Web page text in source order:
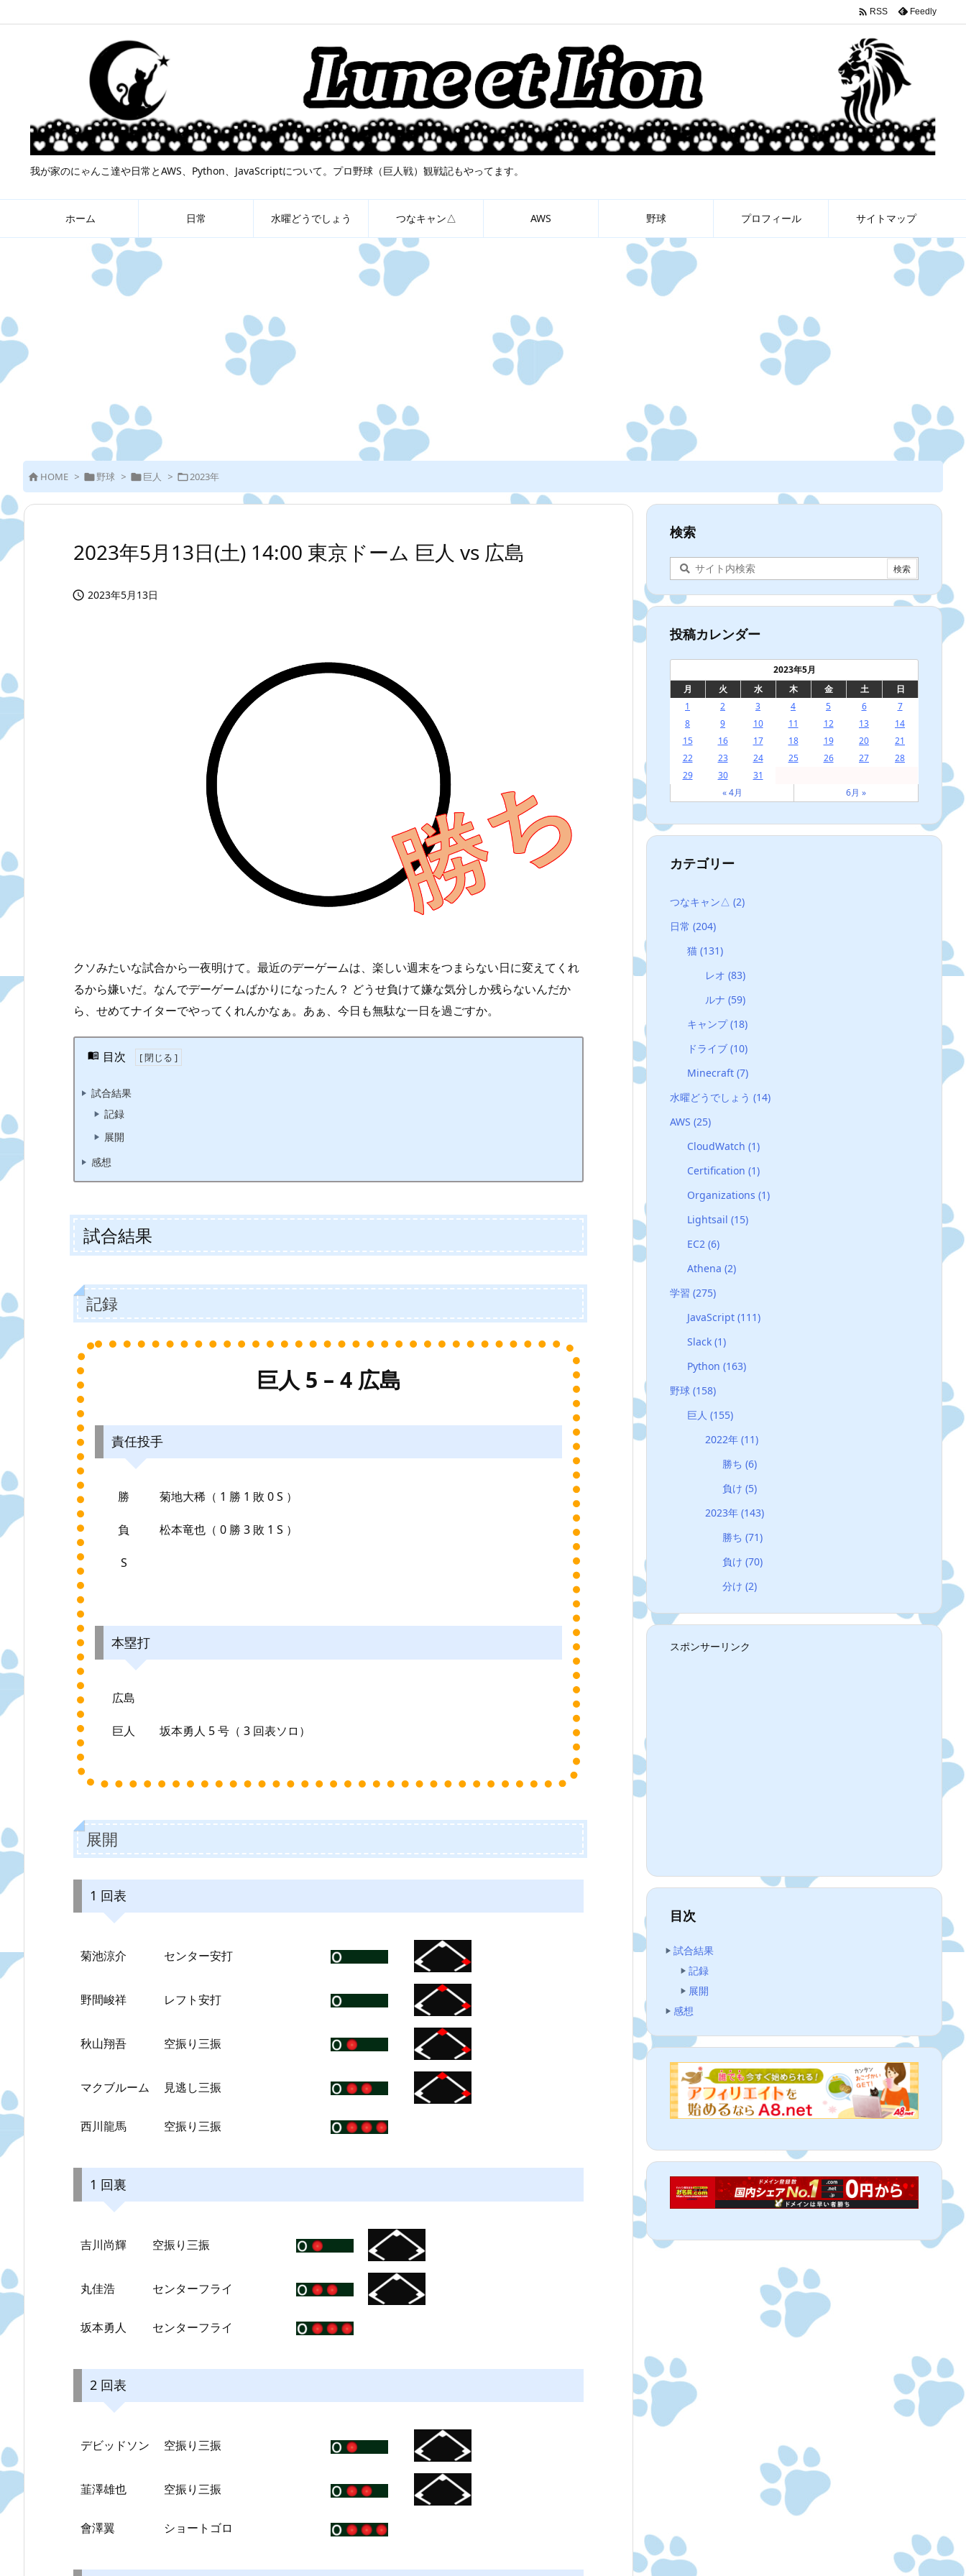
我が家のにゃんこ達や日常とAWS、Python、JavaScriptについて。プロ野球（巨人戦）観戦記もやってます。
ホーム 日常 水曜どうでしょう つなキャン△ AWS 野球 プロフィール サイトマップ
 RSS Feedly
 HOME > 野球 > 巨人 > 2023年
2023年5月13日(土) 14:00 東京ドーム 巨人 vs 広島
 2023年5月13日
クソみたいな試合から一夜明けて。最近のデーゲームは、楽しい週末をつまらない日に変えてくれ
るから嫌いだ。なんでデーゲームばかりになったん？ どうせ負けて嫌な気分しか残らないんだか
ら、せめてナイターでやってくれんかなぁ。あぁ、今日も無駄な一日を過ごすか。
目次
試合結果
記録
展開
感想
試合結果
記録
巨人 5 – 4 広島
責任投手
勝 菊地大稀（ 1 勝 1 敗 0 S ）
負 松本竜也（ 0 勝 3 敗 1 S ）
S
本塁打
広島
巨人 坂本勇人 5 号（ 3 回表ソロ）
展開
1 回表
菊池涼介 センター安打
野間峻祥 レフト安打
秋山翔吾 空振り三振
マクブルーム 見逃し三振
西川龍馬 空振り三振
1 回裏
吉川尚輝 空振り三振
丸佳浩 センターフライ
坂本勇人 センターフライ
2 回表
デビッドソン 空振り三振
韮澤雄也 空振り三振
會澤翼 ショートゴロ
検索
投稿カレンダー
2023年5月
月
火 水 木 金 土
日
1
2 3 4 5 6
7
8
9 10 11 12 13
14
15
16 17 18 19 20
21
22
23 24 25 26 27
28
29
30
31
« 4月
6月 »
カテゴリー
つなキャン△ (2)
日常 (204)
猫(131)
レオ (83)
ルナ (59)
キャンプ(18)
ドライブ(10)
Minecraft(7)
水曜どうでしょう (14)
AWS (25)
CloudWatch(1)
Certification(1)
Organizations(1)
Lightsail(15)
EC2(6)
Athena(2)
学習 (275)
JavaScript(111)
Slack(1)
Python(163)
野球 (158)
巨人(155)
2022年 (11)
勝ち(6)
負け(5)
2023年 (143)
勝ち(71)
負け(70)
分け(2)
スポンサーリンク
目次
試合結果
記録
展開
感想